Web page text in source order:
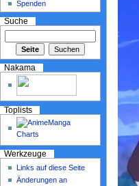
Spenden
Suche
Nakama
Toplists
Werkzeuge
Links auf diese Seite
Änderungen an